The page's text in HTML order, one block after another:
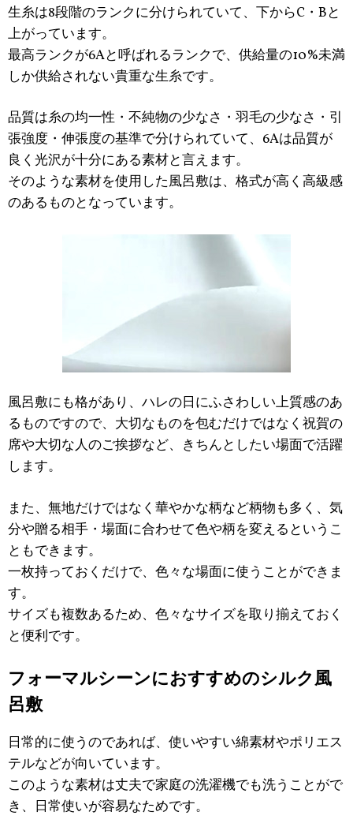
生糸は8段階のランクに分けられていて、下からC・Bと
上がっています。
最高ランクが6Aと呼ばれるランクで、供給量の10%未満
しか供給されない貴重な生糸です。
品質は糸の均一性・不純物の少なさ・羽毛の少なさ・引
張強度・伸張度の基準で分けられていて、6Aは品質が
良く光沢が十分にある素材と言えます。
そのような素材を使用した風呂敷は、格式が高く高級感
のあるものとなっています。
風呂敷にも格があり、ハレの日にふさわしい上質感のあ
るものですので、大切なものを包むだけではなく祝賀の
席や大切な人のご挨拶など、きちんとしたい場面で活躍
します。
また、無地だけではなく華やかな柄など柄物も多く、気
分や贈る相手・場面に合わせて色や柄を変えるというこ
ともできます。
一枚持っておくだけで、色々な場面に使うことができま
す。
サイズも複数あるため、色々なサイズを取り揃えておく
と便利です。
フォーマルシーンにおすすめのシルク風
呂敷
日常的に使うのであれば、使いやすい綿素材やポリエス
テルなどが向いています。
このような素材は丈夫で家庭の洗濯機でも洗うことがで
き、日常使いが容易なためです。